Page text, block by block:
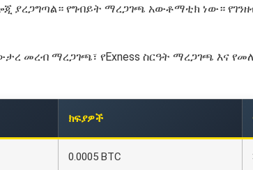
ያረጋግጣል። የግብይት ማረጋገጫ አውቶማቲክ ነው።
መረብ ማረጋገጫ፣ የExness ስርዓት ማረጋገጫ እና
ክፍያዎች
0.0005 BTC